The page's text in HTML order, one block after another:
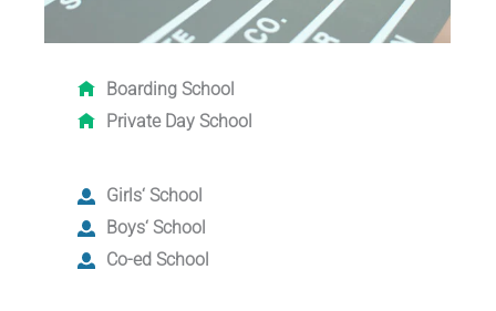
Boarding School
Private Day School
Girls‘ School
Boys‘ School
Co-ed School